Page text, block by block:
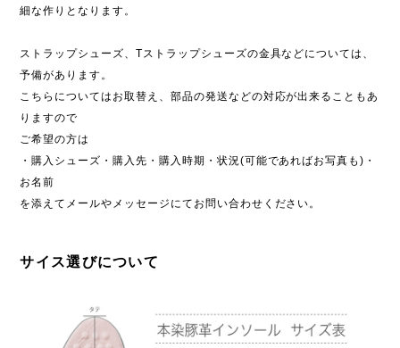
細な作りとなります。
ストラップシューズ、Tストラップシューズの金具などについては、
予備があります。
こちらについてはお取替え、部品の発送などの対応が出来ることもあ
りますので
ご希望の方は
・購入シューズ・購入先・購入時期・状況(可能であればお写真も)・
お名前
を添えてメールやメッセージにてお問い合わせください。
サイス選びについて